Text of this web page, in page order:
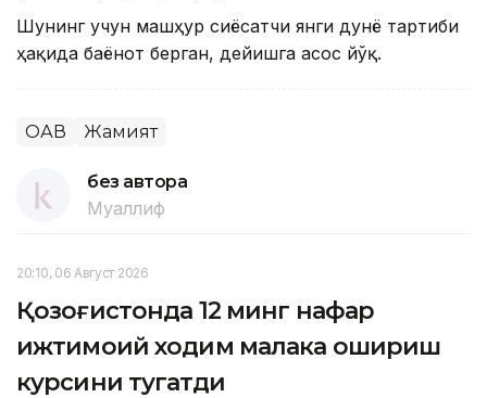
Шунинг учун машҳур сиёсатчи янги дунё тартиби
ҳақида баёнот берган, дейишга асос йўқ.
ОАВ Жамият
без автора
Муаллиф
20:10, 06 Август 2026
Қозоғистонда 12 минг нафар
ижтимоий ходим малака ошириш
курсини тугатди